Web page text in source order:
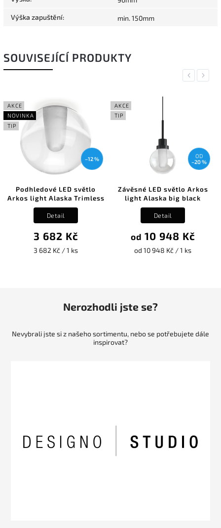
Výška zapuštění: min. 150mm
SOUVISEJÍCÍ PRODUKTY
Previous
AKCE
NOVINKA
TIP
–12 %
Podhledové LED světlo
Arkos light Alaska Trimless
3 682 Kč
3 682 Kč / 1 ks
Detail
AKCE
TIP
OD
–20 %
Závěsné LED světlo Arkos
light Alaska big black
od 10 948 Kč
od 10 948 Kč / 1 ks
Detail
Next
Nerozhodli jste se?
Nevybrali jste si z našeho sortimentu, nebo se potřebujete dále
inspirovat?